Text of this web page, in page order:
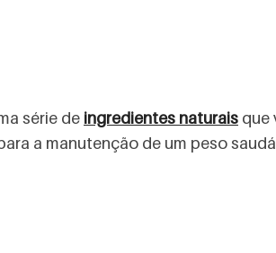
série de ingredientes naturais que
a manutenção de um peso